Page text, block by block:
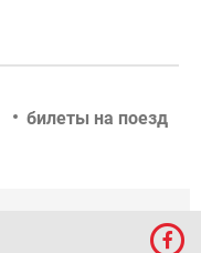
билеты на поезд